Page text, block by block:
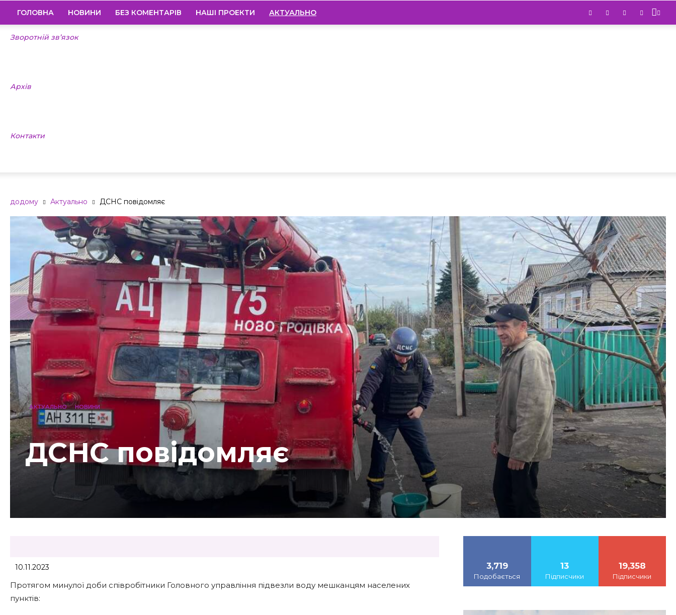
ГОЛОВНА НОВИНИ БЕЗ КОМЕНТАРІВ НАШІ ПРОЕКТИ АКТУАЛЬНО
Зворотній зв’язок
Архів
Контакти
додому Актуально ДСНС повідомляє
АКТУАЛЬНО НОВИНИ
ДСНС повідомляє
10.11.2023
Протягом минулої доби співробітники Головного управління підвезли воду мешканцям населених
пунктів:
3,719
Подобається
13
Підписчики
19,358
Підписчики